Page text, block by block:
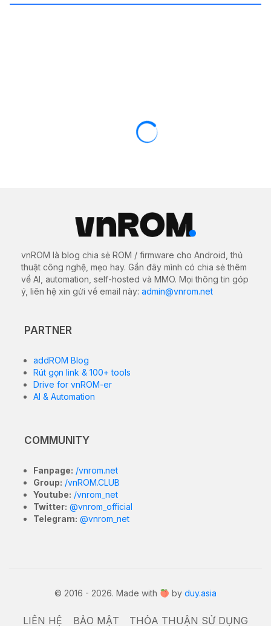
vnROM là blog chia sẻ ROM / firmware cho Android, thủ
thuật công nghệ, mẹo hay. Gần đây mình có chia sẻ thêm
về AI, automation, self-hosted và MMO. Mọi thông tin góp
ý, liên hệ xin gửi về email này: admin@vnrom.net
PARTNER
addROM Blog
Rút gọn link & 100+ tools
Drive for vnROM-er
AI & Automation
COMMUNITY
Fanpage: /vnrom.net
Group: /vnROM.CLUB
Youtube: /vnrom_net
Twitter: @vnrom_official
Telegram: @vnrom_net
© 2016 - 2026. Made with by duy.asia
LIÊN HỆ BẢO MẬT THỎA THUẬN SỬ DỤNG